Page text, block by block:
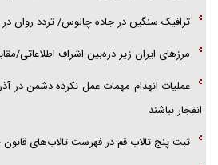
ترافیک سنگین در جاده چالوس/ تردد روان
مرز‌های ایران زیر ذره‌بین اشراف اطلاعاتی/
عملیات انهدام مهمات عمل نکرده دشمن در
انفجار نباشند
ثبت پنج تالاب قم در فهرست تالاب‌های